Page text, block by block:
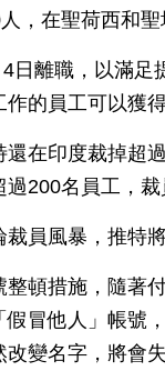
，在聖荷西和聖
日離職，以滿足
的員工可以獲
在印度裁掉超
200名員工，裁
員風暴，推特
頓措施，隨著
冒他人」帳號
變名字，將會